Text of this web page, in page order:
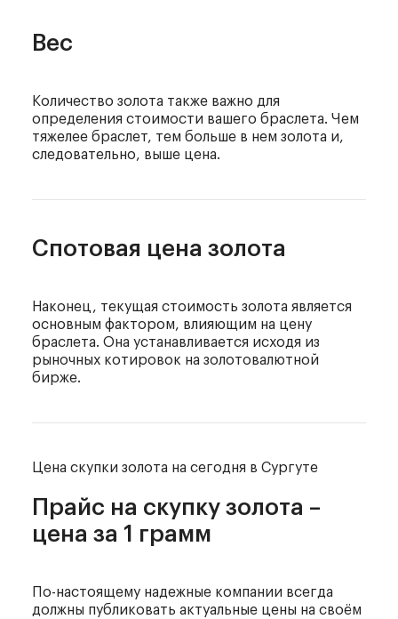
Вес
Количество золота также важно для
определения стоимости вашего браслета. Чем
тяжелее браслет, тем больше в нем золота и,
следовательно, выше цена.
Спотовая цена золота
Наконец, текущая стоимость золота является
основным фактором, влияющим на цену
браслета. Она устанавливается исходя из
рыночных котировок на золотовалютной
бирже.
Цена скупки золота на сегодня в Сургуте
Прайс на скупку золота –
цена за 1 грамм
По-настоящему надежные компании всегда
должны публиковать актуальные цены на своём